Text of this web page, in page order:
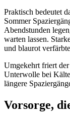
Praktisch bedeutet
Sommer
Abendstunden
warten lassen.
und blaurot
Umgekehrt friert
Unterwolle bei
längere
Vorsorge,